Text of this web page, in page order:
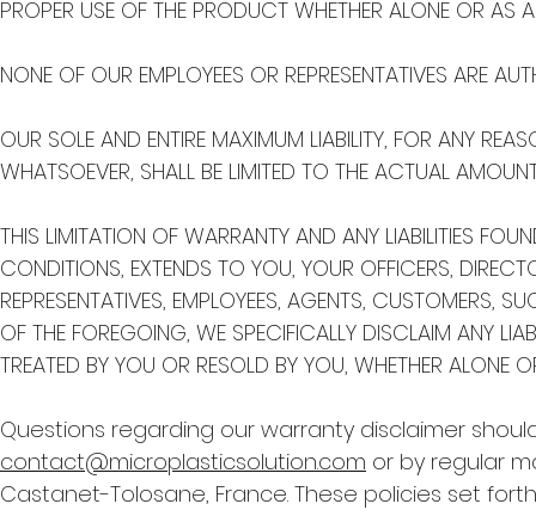
PROPER USE OF THE PRODUCT WHETHER ALONE OR AS
NONE OF OUR EMPLOYEES OR REPRESENTATIVES ARE
OUR SOLE AND ENTIRE MAXIMUM LIABILITY, FOR ANY
WHATSOEVER, SHALL BE LIMITED TO THE ACTUAL
THIS LIMITATION OF WARRANTY AND ANY LIABILITIES
CONDITIONS, EXTENDS TO YOU, YOUR OFFICERS,
REPRESENTATIVES, EMPLOYEES, AGENTS, CUSTOMERS,
OF THE FOREGOING, WE SPECIFICALLY DISCLAIM ANY
TREATED BY YOU OR RESOLD BY YOU, WHETHER ALONE
Questions regarding our warranty disclaimer
contact@microplasticsolution.com or by regular
Castanet-Tolosane, France. These policies set